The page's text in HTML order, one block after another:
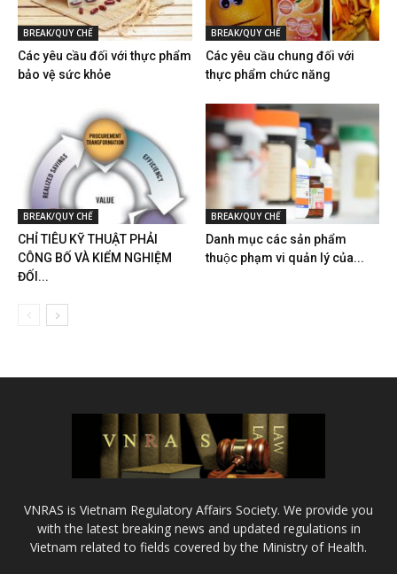
BREAK/QUY CHẾ
Các yêu cầu đối với thực phẩm
bảo vệ sức khỏe
BREAK/QUY CHẾ
Các yêu cầu chung đối với
thực phẩm chức năng
BREAK/QUY CHẾ
CHỈ TIÊU KỸ THUẬT PHẢI
CÔNG BỐ VÀ KIỂM NGHIỆM
ĐỐI...
BREAK/QUY CHẾ
Danh mục các sản phẩm
thuộc phạm vi quản lý của...
VNRAS is Vietnam Regulatory Affairs Society. We provide you
with the latest breaking news and updated regulations in
Vietnam related to fields covered by the Ministry of Health.